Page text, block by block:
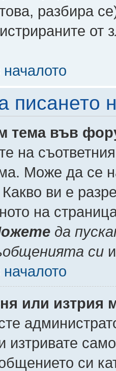
разбира
от
писането
тема във
на
Може да се
Какво ви е
на
да
си
или изтрия
изтривате
си